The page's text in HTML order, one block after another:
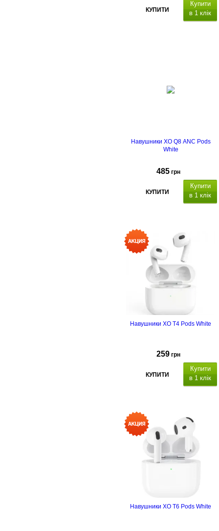
КУПИТИ
Купити
в 1 клік
Навушники XO Q8 ANC Pods
White
485 грн
КУПИТИ
Купити
в 1 клік
х 2
час розмови/музики:
7 годин
Навушники XO T4 Pods White
259 грн
КУПИТИ
Купити
в 1 клік
акумулятора навушників: 35
х 2
час розмови/музики:
4,5 годин
Частотний
діапазон:
Навушники XO T6 Pods White